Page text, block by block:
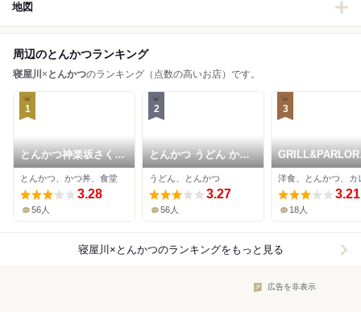
地図
周辺のとんかつランキング
寝屋川 × とんかつのランキング（点数の高いお店）です。
1
とんかつ神楽坂さくら
枚方店
とんかつ、かつ丼、食堂
3.28
56人
2
とんかつ うどん かつ
辰
うどん、とんかつ
3.27
56人
3
GRILL&PARLOR
PARADISSO
洋食、とんかつ、カ
3.21
18人
寝屋川×とんかつのランキングをもっと見る
広告を非表示